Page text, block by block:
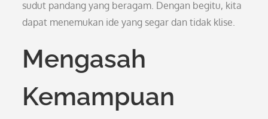
sudut pandang yang beragam. Dengan begitu, kita
dapat menemukan ide yang segar dan tidak klise.
Mengasah
Kemampuan